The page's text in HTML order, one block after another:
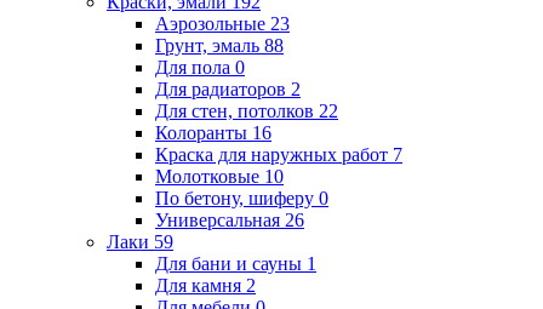
Аэрозольные 23
Грунт, эмаль 88
Для пола 0
Для радиаторов 2
Для стен, потолков 22
Колоранты 16
Краска для наружных работ 7
Молотковые 10
По бетону, шиферу 0
Универсальная 26
Лаки 59
Для бани и сауны 1
Для камня 2